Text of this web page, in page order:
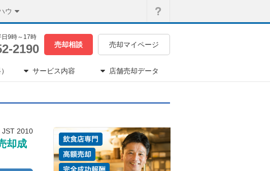
ウ
9時～17時
2190 売却相談 売却マイページ
サービス内容 店舗売却データ
JST 2010
却成